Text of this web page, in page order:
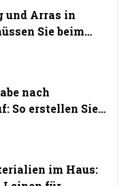
und Arras in
Sie beim
wissen
nach
So erstellen Sie
richtig
im Haus: